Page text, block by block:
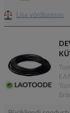
Lisa võrdlusesse